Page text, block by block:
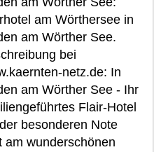
am Wörthersee in
am Wörther See.
bei
netz.de: In
am Wörther See - Ihr
Flair-Hotel
besonderen Note
am wunderschönen